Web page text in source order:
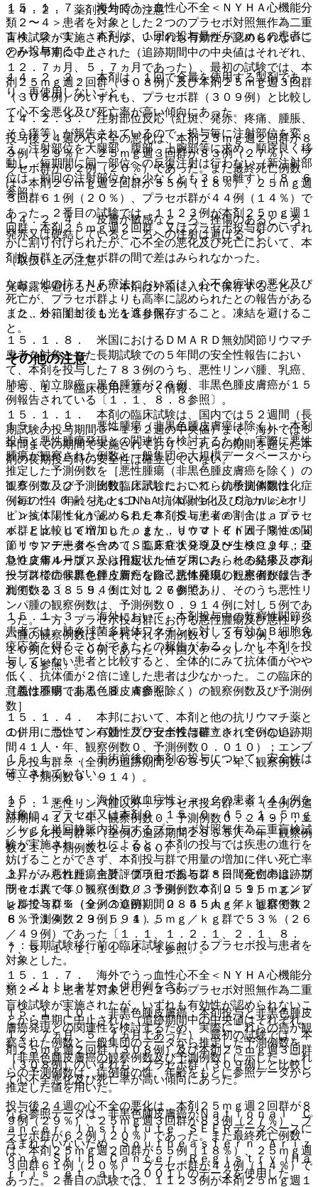
１５．１．７． 海外でうっ血性心不全＜ＮＹＨＡ心機能分
類２〜４＞患者を対象とした２つのプラセボ対照無作為二重
盲検試験が実施されたが、いずれも有効性が認められないこ
とから早期に中止された（追跡期間中の中央値はそれぞれ、
１２．７ヵ月、５．７ヵ月であった）、最初の試験では、本
剤２５ｍｇ週２回群（３０８例）及び本剤２５ｍｇ週３回群
（３０８例）のいずれも、プラセボ群（３０９例）と比較し
て心不全悪化及び死亡率が高い傾向にあった。
投与後２４週の心不全の悪化は、本剤２５ｍｇ週２回群が８
９例（２９％）、２５ｍｇ週３回群が８３例（２７％）、プ
ラセボ群が６２例（２０％）であった。また最終死亡例数
は、本剤２５ｍｇ週２回群が５５例（１８％）、２５ｍｇ週
３回群６１例（２０％）、プラセボ群が４４例（１４％）で
あった。２番目の試験では、１１２３例が本剤２５ｍｇ週１
回群、本剤２５ｍｇ週２回群、又はプラセボ投与群のいずれ
かに割り付けられたが、心不全の悪化及び死亡において、本
剤投与群とプラセボ群の間で差はみられなかった。
なお、他の抗ＴＮＦ療法においては、心不全症状の悪化及び
死亡が、プラセボ群よりも高率に認められたとの報告がある
〔２．６、１１．１．１３参照〕。
１５．１．８． 米国におけるＤＭＡＲＤ無効関節リウマチ
患者を対象とした長期試験での５年間の安全性報告におい
て、本剤を投与した７８３例のうち、悪性リンパ腫、乳癌、
肺癌、前立腺癌、黒色腫等が２６例、非黒色腫皮膚癌が１５
例報告されている〔１．１、８．８参照〕。
１５．１．９． 悪性腫瘍（非黒色腫皮膚癌は除く）：本剤
投与と悪性腫瘍発現との関連性を検討するため、実際に悪性
腫瘍が観察された例数と一般集団の大規模データベースから
推定した予測例数を［悪性腫瘍（非黒色腫皮膚癌を除く）の
観察例数及び予測例数］に示した。これらの予測例数は、症
例毎の性、年齢をもとにＮａｔｉｏｎａｌ Ｃａｎｃｅｒ
Ｉｎｓｔｉｔｕｔｅ ＳＥＥＲ（Ｓｕｒｖｅｉｌｌａｎｃ
ｅ，Ｅｐｉｄｅｍｉｏｌｏｇｙ，ａｎｄ Ｅｎｄ Ｒｅｓｕ
ｌｔｓ）データベース（ＳＥＥＲ１９９２〜１９９９年；２
００２年４月版）から推定した値を用いた。その結果、本剤
投与群での非黒色腫皮膚癌を除く悪性腫瘍の観察例数は、予
測例数２３．５９４例に対し２６例であり、そのうち悪性リ
ンパ腫の観察例数は、予測例数０．９１４例に対し５例であ
った。一方、プラセボ投与群における悪性腫瘍及び悪性リン
パ腫の観察例数は、それぞれ予測例数０．２５９例、０．０
１０例に対して０例であった（外国人データ）〔１．１、
８．８参照〕。
［悪性腫瘍（非黒色腫皮膚癌を除く）の観察例数及び予測例
数］
１）． 悪性リンパ腫：プラセボ投与群＊※（全例の追跡期
間４１人・年、観察例数０、予測例数０．０１０）；エンブ
レル投与群※（全例の追跡期間２８５５人・年、観察例数
５、予測例数０．９１４）。
２）． 悪性リンパ腫以外：プラセボ投与群＊※（全例の追
跡期間４１人・年、観察例数０、予測例数０．２４９）；エ
ンブレル投与群※（全例の追跡期間２８５５人・年、観察例
数２１、予測例数２２．６８０）。
３）． 悪性腫瘍合計：プラセボ投与群＊※（全例の追跡期
間４１人・年、観察例数０、予測例数０．２５９）；エンブ
レル投与群※（全例の追跡期間２８５５人・年、観察例数２
６、予測例数２３．５９４）。
＊：長期試験移行前の臨床試験におけるプラセボ投与患者を
対象とした。
※：メトトレキサート併用例を含む。
１５．１．１０． 非黒色腫皮膚癌：本剤投与と非黒色腫皮
膚癌発現との関連性を検討するため、実際にこれらの癌が観
察された例数と一般集団のデータから推定した予測例数を
［非黒色腫皮膚癌の観察例数及び予測例数］に示した。これ
らの予測例数は、症例毎の性、年齢をもとに参照データから
推定した値を用いた。
なお参照データは、非黒色腫皮膚癌がＮａｔｉｏｎａｌ Ｃ
ａｎｃｅｒ Ｉｎｓｔｉｔｕｔｅ ＳＥＥＲデータベースに
含まれていないため、Ｓｏｕｔｈｅａｓｔｅｒｎ Ａｒｉｚ
ｏｎａ Ｓｋｉｎ Ｃａｎｃｅｒ Ｒｅｇｉｓｔｒｙ（Ｈａ
ｒｒｉｓ ｅｔ ａｌ，２００１）のデータを使用した。
１４．２． 薬剤投与時の注意
１４．２．１． 本剤は、１回の投与量が５０ｍｇの患者に
のみ投与すること。
１４．２．２． 本剤は、１回で全量を使用する製剤であ
り、再使用しないこと。
１４．２．３． 注射部位反応（紅斑、発赤、疼痛、腫脹、
そう痒等）が報告されているので、投与毎に注射部位を変
え、注射部位を大腿部、腹部、上腕部等に求め、順序良く移
動し、短期間に同一部位への反復注射は行わない（新注射部
位は、前回の注射部位から少なくとも３ｃｍ離す）〔８．６
参照〕。
１４．２．４． 皮膚が敏感なところ、挫傷のあるところ、
発赤又は硬結しているところへの注射は避けること。
（取扱い上の注意）
光曝露を避けるため、本剤は外箱に入れて保存すること。
また、外箱開封後も光を遮り保存すること。凍結を避けるこ
と。
その他の注意
１５．１． 臨床使用に基づく情報
１５．１．１． 本剤の臨床試験は、国内では５２週間（長
期試験の投与期間３〜１１２週の中央値）まで、海外では５
年間までの期間で実施されており、これらの期間を超えた本
剤の長期投与時の安全性は確立していない。
１５．１．２． 比較臨床試験において、抗核抗体陽性化
（≧１：４０）、抗ｄｓＤＮＡ抗体陽性化及び抗カルジオリ
ピン抗体陽性化が認められた本剤投与患者の割合は、プラセ
ボ群と比較して増加した。また、リウマトイド因子陽性の関
節リウマチ患者を含めて、臨床症状発現及び生検により、亜
急性皮膚ループス又は円板状ループスにみられる発疹及びル
ープス様症候群を伴う新たな自己抗体発現した患者が報告さ
れている〔８．５、１１．１．７参照〕。
１５．１．３． 海外において、本剤投与中の乾癬性関節炎
患者では、肺炎球菌多糖体ワクチンに対して有効なＢ細胞免
疫応答を得ることができたとの報告がある。しかし本剤を投
与していない患者と比較すると、全体的にみて抗体価がやや
低く、抗体価が２倍に達した患者は少なかった。この臨床的
意義は不明である〔８．４参照〕。
１５．１．４． 本邦において、本剤と他の抗リウマチ薬と
の併用について、有効性及び安全性は確立されていない。
１５．１．５． 手術前後の本剤の投与について、安全性は
確立されていない。
１５．１．６． 海外で敗血症性ショックの患者１４１例を
対象に、プラセボ又は本剤０．１５、０．４５、１．５ｍｇ
／ｋｇを単回静脈内投与するプラセボ対照無作為二重盲検試
験が実施され、それによると、本剤の投与では疾患の進行を
妨げることができず、本剤投与群で用量の増加に伴い死亡率
上昇がみられた。主要評価項目である２８日間死亡率は、プ
ラセボ群で３０％（１０／３３例）、本剤０．１５ｍｇ／ｋ
ｇ群で３０％（９／３０例）、０．４５ｍｇ／ｋｇ群で４
８％（１４／２９例）、１．５ｍｇ／ｋｇ群で５３％（２６
／４９例）であった〔１．１、１．２．１、２．１、８．
７、９．１．１、１１．１．１参照〕。
１５．１．７． 海外でうっ血性心不全＜ＮＹＨＡ心機能分
類２〜４＞患者を対象とした２つのプラセボ対照無作為二重
盲検試験が実施されたが、いずれも有効性が認められないこ
とから早期に中止された（追跡期間中の中央値はそれぞれ、
１２．７ヵ月、５．７ヵ月であった）、最初の試験では、本
剤２５ｍｇ週２回群（３０８例）及び本剤２５ｍｇ週３回群
（３０８例）のいずれも、プラセボ群（３０９例）と比較し
て心不全悪化及び死亡率が高い傾向にあった。
投与後２４週の心不全の悪化は、本剤２５ｍｇ週２回群が８
９例（２９％）、２５ｍｇ週３回群が８３例（２７％）、プ
ラセボ群が６２例（２０％）であった。また最終死亡例数
は、本剤２５ｍｇ週２回群が５５例（１８％）、２５ｍｇ週
３回群６１例（２０％）、プラセボ群が４４例（１４％）で
あった。２番目の試験では、１１２３例が本剤２５ｍｇ週１